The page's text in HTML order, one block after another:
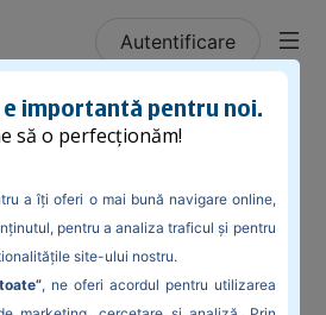
Autentificare
și iubirea
și iubirea
dragostea, fie pe model
românesc, așa că am vrea să
importantă pentru noi.
să o perfecționăm!
a îți oferi o mai bună navigare online,
pentru a analiza traficul și pentru
site-ului nostru.
, ne oferi acordul pentru utilizarea